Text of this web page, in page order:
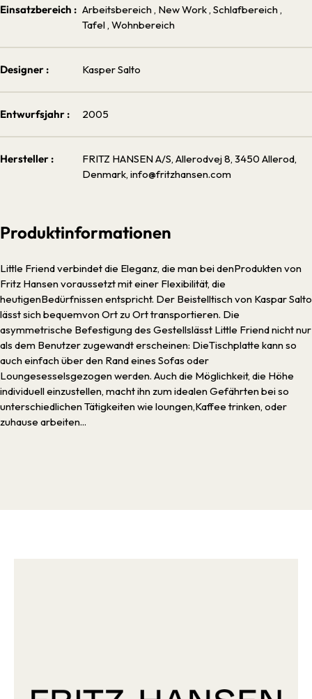
Einsatzbereich : Arbeitsbereich , New Work , Schlafbereich ,
Tafel , Wohnbereich
Designer : Kasper Salto
Entwurfsjahr : 2005
Hersteller :
FRITZ HANSEN A/S, Allerodvej 8, 3450 Allerod,
Denmark, info@fritzhansen.com
Produktinformationen
Little Friend verbindet die Eleganz, die man bei denProdukten von
Fritz Hansen voraussetzt mit einer Flexibilität, die
heutigenBedürfnissen entspricht. Der Beistelltisch von Kaspar Salto
lässt sich bequemvon Ort zu Ort transportieren. Die
asymmetrische Befestigung des Gestellslässt Little Friend nicht nur
als dem Benutzer zugewandt erscheinen: DieTischplatte kann so
auch einfach über den Rand eines Sofas oder
Loungesesselsgezogen werden. Auch die Möglichkeit, die Höhe
individuell einzustellen, macht ihn zum idealen Gefährten bei so
unterschiedlichen Tätigkeiten wie loungen,Kaffee trinken, oder
zuhause arbeiten...